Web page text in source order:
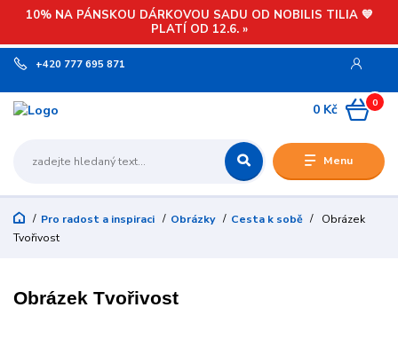
10% NA PÁNSKOU DÁRKOVOU SADU OD NOBILIS TILIA 💙
PLATÍ OD 12.6. »
Menu
+420 777 695 871
0
0 Kč
Pro radost a inspiraci Obrázky Cesta k sobě
Obrázek
Tvořivost
Obrázek Tvořivost